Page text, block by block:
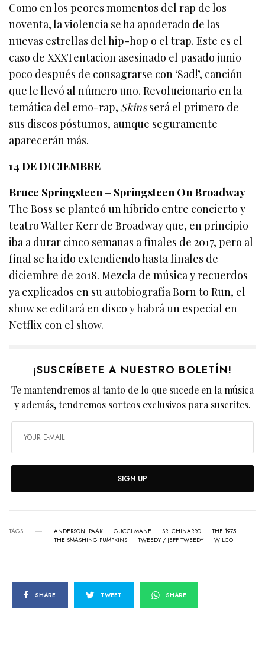
Como en los peores momentos del rap de los
noventa, la violencia se ha apoderado de las
nuevas estrellas del hip-hop o el trap. Este es el
caso de XXXTentacion asesinado el pasado junio
poco después de consagrarse con ‘Sad!’, canción
que le llevó al número uno. Revolucionario en la
temática del emo-rap, Skinsserá el primero de
sus discos póstumos, aunque seguramente
aparecerán más.
14 DE DICIEMBRE
Bruce Springsteen – Springsteen On Broadway
The Boss se planteó un híbrido entre concierto y
teatro Walter Kerr de Broadway que, en principio
iba a durar cinco semanas a finales de 2017, pero al
final se ha ido extendiendo hasta finales de
diciembre de 2018. Mezcla de música y recuerdos
ya explicados en su autobiografía Born to Run, el
show se editará en disco y habrá un especial en
Netflix con el show.
¡SUSCRÍBETE A NUESTRO BOLETÍN!
Te mantendremos al tanto de lo que sucede en la música
y además, tendremos sorteos exclusivos para suscrites.
SIGN UP
TAGS ANDERSON .PAAK GUCCI MANE SR. CHINARRO
THE 1975
THE SMASHING PUMPKINS
TWEEDY / JEFF TWEEDY WILCO
SHARE TWEET SHARE